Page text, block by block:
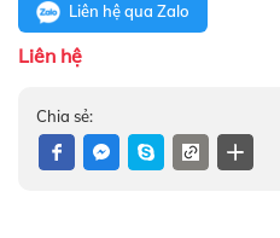
Liên hệ qua Zalo
Liên hệ
Chia sẻ: